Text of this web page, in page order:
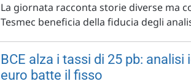
La giornata racconta storie diverse ma
Tesmec beneficia della fiducia degli
BCE alza i tassi di 25 pb:
euro batte il fisso